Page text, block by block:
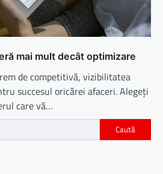
mai mult decât optimizare
de competitivă, vizibilitatea
succesul oricărei afaceri. Alegeți
care vă…
Caută